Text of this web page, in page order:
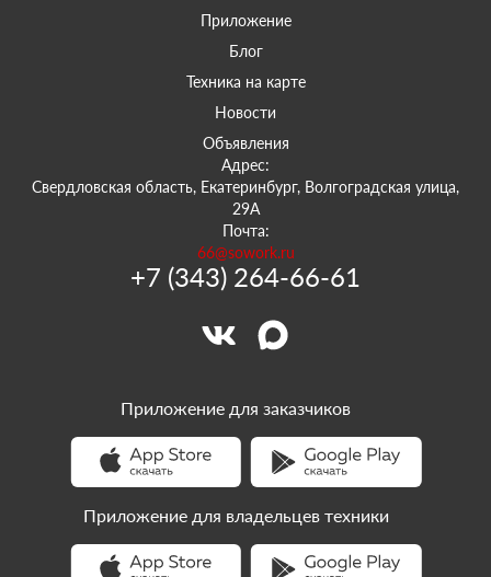
Приложение
Блог
Техника на карте
Новости
Объявления
Адрес:
Свердловская область, Екатеринбург, Волгоградская улица,
29А
Почта:
66@sowork.ru
+7 (343) 264-66-61
Приложение для заказчиков
Приложение для владельцев техники